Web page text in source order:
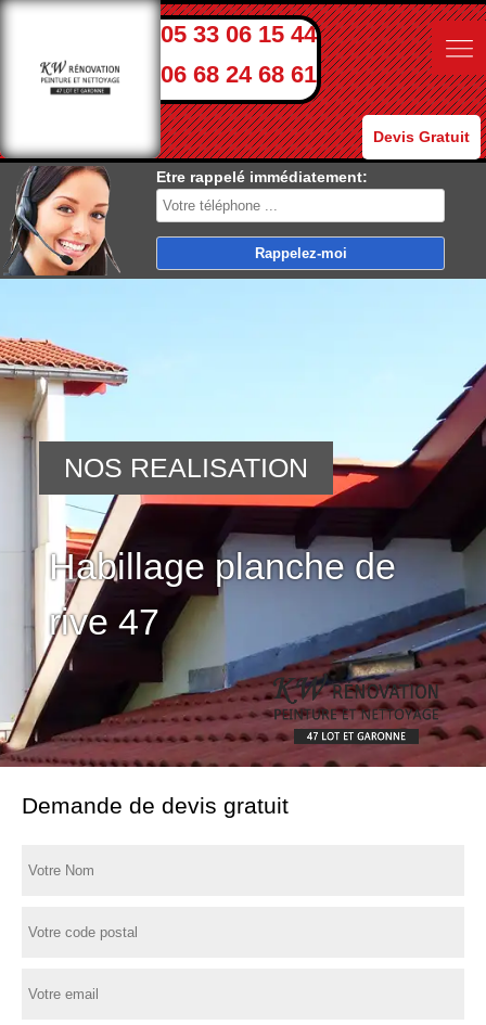
05 33 06 15 44
06 68 24 68 61
Devis Gratuit
Etre rappelé immédiatement:
Habillage planche de
rive 47
NOS REALISATION
Demande de devis gratuit